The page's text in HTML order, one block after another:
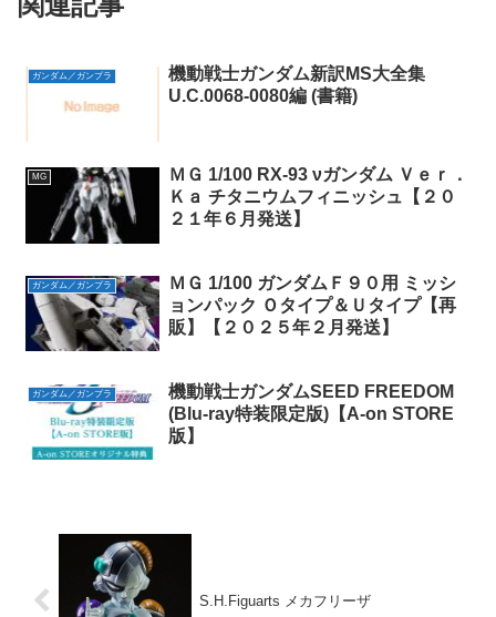
ガンダム／ガンプラ
機動戦士ガンダム新訳MS大全集
U.C.0068-0080編 (書籍)
MG
ＭＧ 1/100 RX-93 νガンダム Ｖｅｒ．
Ｋａ チタニウムフィニッシュ【２０
２１年６月発送】
ガンダム／ガンプラ
ＭＧ 1/100 ガンダムＦ９０用 ミッシ
ョンパック Ｏタイプ＆Ｕタイプ【再
販】【２０２５年２月発送】
ガンダム／ガンプラ
機動戦士ガンダムSEED FREEDOM
(Blu-ray特装限定版)【A-on STORE
版】
S.H.Figuarts メカフリーザ